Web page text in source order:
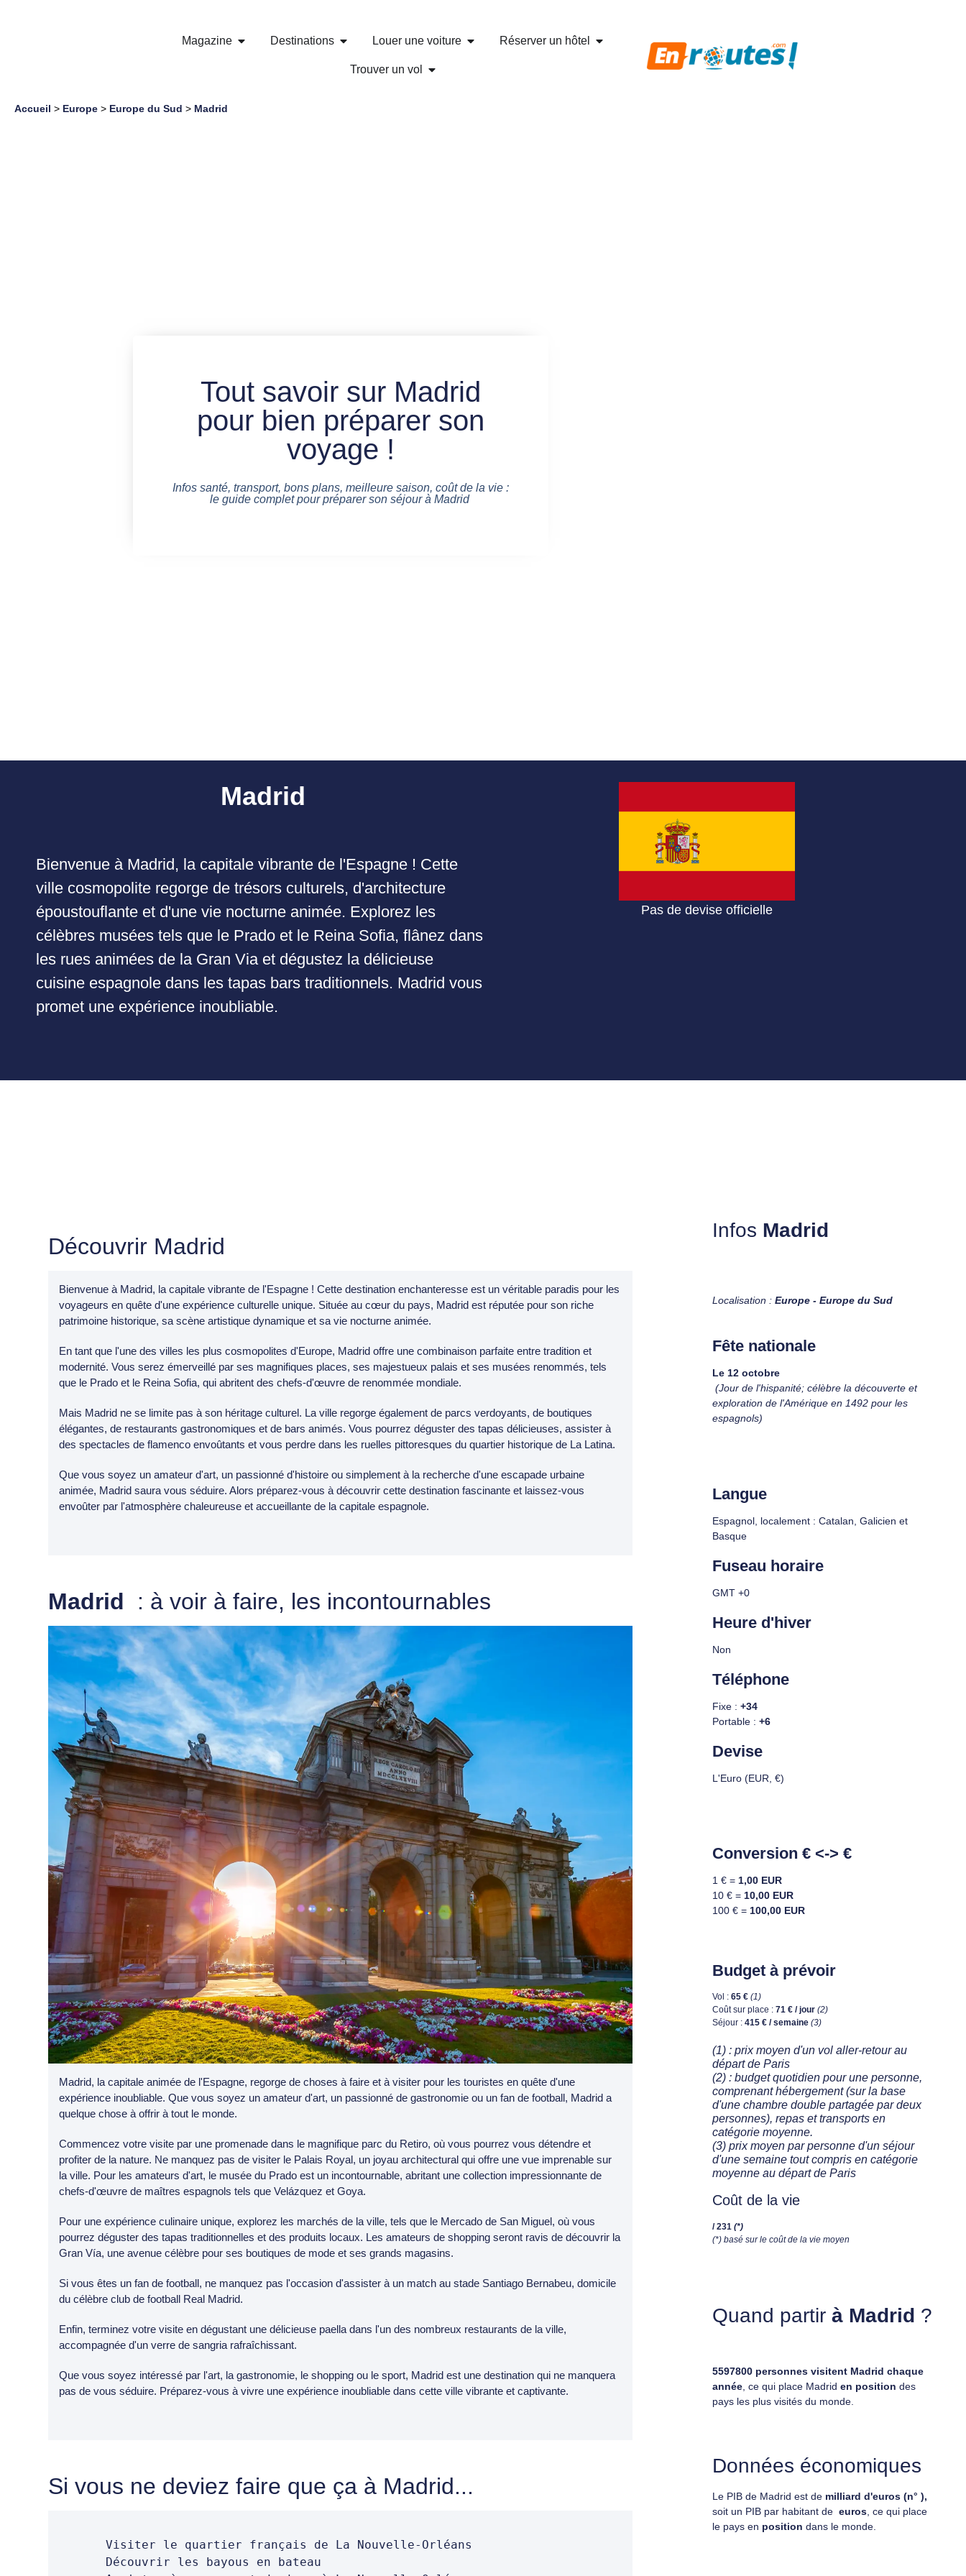
Magazine Destinations Louer une voiture Réserver un hôtel
Trouver un vol
Accueil > Europe > Europe du Sud > Madrid
Tout savoir sur Madrid
pour bien préparer son
voyage !
Infos santé, transport, bons plans, meilleure saison, coût de la vie :
le guide complet pour préparer son séjour à Madrid
Madrid
Bienvenue à Madrid, la capitale vibrante de l'Espagne ! Cette
ville cosmopolite regorge de trésors culturels, d'architecture
époustouflante et d'une vie nocturne animée. Explorez les
célèbres musées tels que le Prado et le Reina Sofia, flânez dans
les rues animées de la Gran Via et dégustez la délicieuse
cuisine espagnole dans les tapas bars traditionnels. Madrid vous
promet une expérience inoubliable.
Pas de devise officielle
Découvrir Madrid
Bienvenue à Madrid, la capitale vibrante de l'Espagne ! Cette destination enchanteresse est un véritable paradis pour les
voyageurs en quête d'une expérience culturelle unique. Située au cœur du pays, Madrid est réputée pour son riche
patrimoine historique, sa scène artistique dynamique et sa vie nocturne animée.
En tant que l'une des villes les plus cosmopolites d'Europe, Madrid offre une combinaison parfaite entre tradition et
modernité. Vous serez émerveillé par ses magnifiques places, ses majestueux palais et ses musées renommés, tels
que le Prado et le Reina Sofia, qui abritent des chefs-d'œuvre de renommée mondiale.
Mais Madrid ne se limite pas à son héritage culturel. La ville regorge également de parcs verdoyants, de boutiques
élégantes, de restaurants gastronomiques et de bars animés. Vous pourrez déguster des tapas délicieuses, assister à
des spectacles de flamenco envoûtants et vous perdre dans les ruelles pittoresques du quartier historique de La Latina.
Que vous soyez un amateur d'art, un passionné d'histoire ou simplement à la recherche d'une escapade urbaine
animée, Madrid saura vous séduire. Alors préparez-vous à découvrir cette destination fascinante et laissez-vous
envoûter par l'atmosphère chaleureuse et accueillante de la capitale espagnole.
Madrid : à voir à faire, les incontournables
Madrid, la capitale animée de l'Espagne, regorge de choses à faire et à visiter pour les touristes en quête d'une
expérience inoubliable. Que vous soyez un amateur d'art, un passionné de gastronomie ou un fan de football, Madrid a
quelque chose à offrir à tout le monde.
Commencez votre visite par une promenade dans le magnifique parc du Retiro, où vous pourrez vous détendre et
profiter de la nature. Ne manquez pas de visiter le Palais Royal, un joyau architectural qui offre une vue imprenable sur
la ville. Pour les amateurs d'art, le musée du Prado est un incontournable, abritant une collection impressionnante de
chefs-d'œuvre de maîtres espagnols tels que Velázquez et Goya.
Pour une expérience culinaire unique, explorez les marchés de la ville, tels que le Mercado de San Miguel, où vous
pourrez déguster des tapas traditionnelles et des produits locaux. Les amateurs de shopping seront ravis de découvrir la
Gran Vía, une avenue célèbre pour ses boutiques de mode et ses grands magasins.
Si vous êtes un fan de football, ne manquez pas l'occasion d'assister à un match au stade Santiago Bernabeu, domicile
du célèbre club de football Real Madrid.
Enfin, terminez votre visite en dégustant une délicieuse paella dans l'un des nombreux restaurants de la ville,
accompagnée d'un verre de sangria rafraîchissant.
Que vous soyez intéressé par l'art, la gastronomie, le shopping ou le sport, Madrid est une destination qui ne manquera
pas de vous séduire. Préparez-vous à vivre une expérience inoubliable dans cette ville vibrante et captivante.
Si vous ne deviez faire que ça à Madrid...
Visiter le quartier français de La Nouvelle-Orléans
Découvrir les bayous en bateau
Infos Madrid
Localisation :Europe - Europe du Sud
Fête nationale
Le 12 octobre
(Jour de l'hispanité; célèbre la découverte et
exploration de l'Amérique en 1492 pour les
espagnols)
Langue
Espagnol, localement : Catalan, Galicien et
Basque
Fuseau horaire
GMT +0
Heure d'hiver
Non
Téléphone
Fixe :+34
Portable :+6
Devise
L'Euro (EUR, €)
Conversion € <-> €
1 € = 1,00 EUR
10 € = 10,00 EUR
100 € = 100,00 EUR
Budget à prévoir
Vol :65 €(1)
Coût sur place :71 € / jour(2)
Séjour :415 € / semaine(3)
(1) : prix moyen d'un vol aller-retour au
départ de Paris
(2) : budget quotidien pour une personne,
comprenant hébergement (sur la base
d'une chambre double partagée par deux
personnes), repas et transports en
catégorie moyenne.
(3) prix moyen par personne d'un séjour
d'une semaine tout compris en catégorie
moyenne au départ de Paris
Coût de la vie
/ 231(*)
(*) basé sur le coût de la vie moyen
Quand partirà Madrid ?
5597800 personnes visitent Madrid chaque
année , ce qui place Madriden positiondes
pays les plus visités du monde.
Données économiques
Le PIB de Madrid est de milliard d'euros (n° ),
soit un PIB par habitant deeuros , ce qui place
le pays en positiondans le monde.